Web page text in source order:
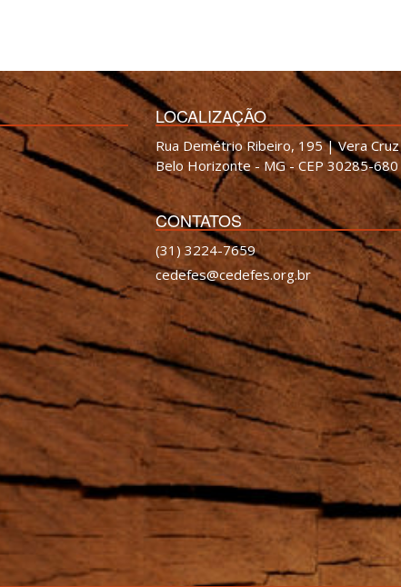
LOCALIZAÇÃO
Rua Demétrio Ribeiro, 195 | Vera Cruz
Belo Horizonte - MG - CEP 30285-680
CONTATOS
(31) 3224-7659
cedefes@cedefes.org.br